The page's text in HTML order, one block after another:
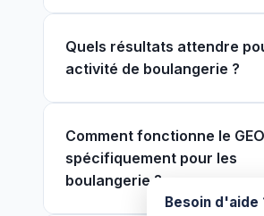
Quels résultats attendre
activité de boulangerie ?
Comment fonctionne le GEO
spécifiquement pour les
boulangerie ?
Besoin d'aide